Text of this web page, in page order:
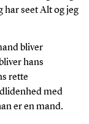
har seet Alt og jeg
bliver
hans
rette
med
er en mand.